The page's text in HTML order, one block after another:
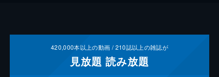
420,000本以上の動画 /210誌以上の雑誌が
見放題 読み放題